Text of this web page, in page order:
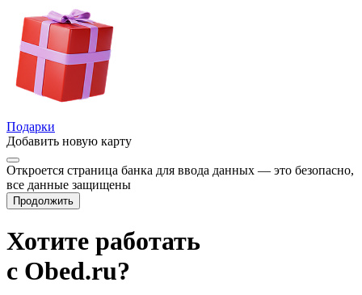
Подарки
Добавить новую карту
Откроется страница банка для ввода данных — это безопасно,
все данные защищены
Продолжить
Хотите работать
с Obed.ru?